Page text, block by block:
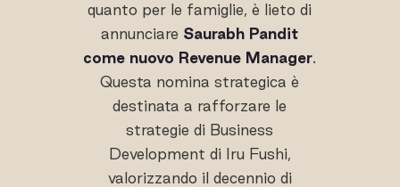
quanto per le famiglie, è lieto di
annunciare Saurabh Pandit
come nuovo Revenue Manager.
Questa nomina strategica è
destinata a rafforzare le
strategie di Business
Development di Iru Fushi,
valorizzando il decennio di